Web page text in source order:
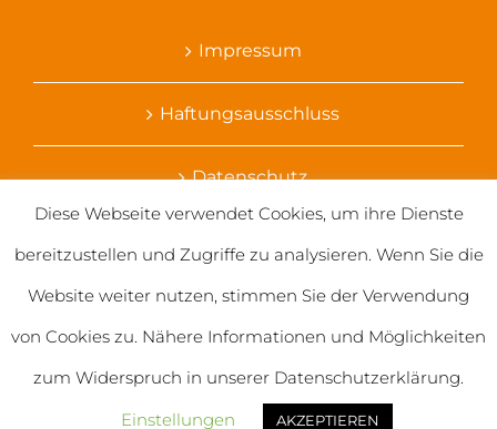
Impressum
Haftungsausschluss
Datenschutz
© 2020 Salvatorianerinnen weltweit
Diese Webseite verwendet Cookies, um ihre Dienste
bereitzustellen und Zugriffe zu analysieren. Wenn Sie die
Website weiter nutzen, stimmen Sie der Verwendung
von Cookies zu. Nähere Informationen und Möglichkeiten
zum Widerspruch in unserer Datenschutzerklärung.
Einstellungen
AKZEPTIEREN